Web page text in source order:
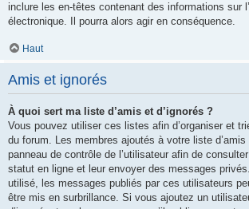
inclure les en-têtes contenant des informations sur
électronique. Il pourra alors agir en conséquence.
Haut
Amis et ignorés
À quoi sert ma liste d’amis et d’ignorés ?
Vous pouvez utiliser ces listes afin d’organiser et
du forum. Les membres ajoutés à votre liste
panneau de contrôle de l’utilisateur afin de
statut en ligne et leur envoyer des messages
utilisé, les messages publiés par ces utilisateurs
être mis en surbrillance. Si vous ajoutez un